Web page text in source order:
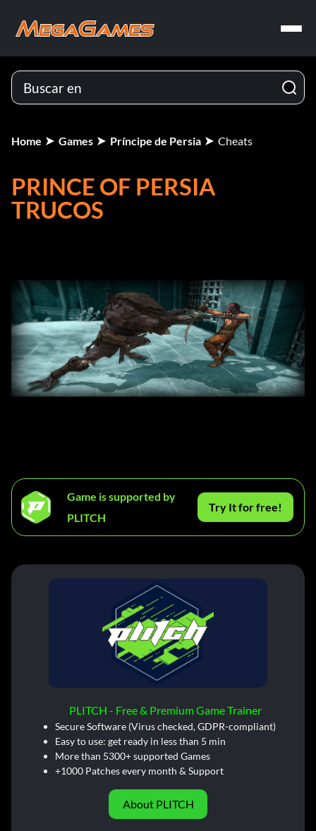
Home Games Príncipe de Persia Cheats
PRINCE OF PERSIA
TRUCOS
Game is supported by
PLITCH
Try It for free!
PLITCH - Free & Premium Game Trainer
Secure Software (Virus checked, GDPR-compliant)
Easy to use: get ready in less than 5 min
More than 5300+ supported Games
+1000 Patches every month & Support
About PLITCH